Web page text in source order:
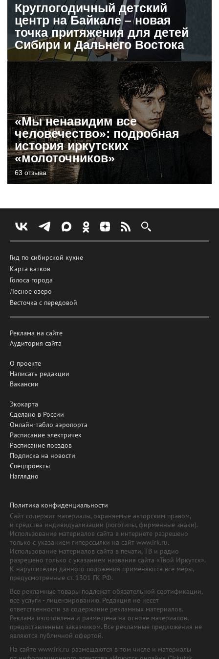
Круглогодичный детский
центр на Байкале – новая
точка притяжения для детей
Сибири и Дальнего Востока
«Мы ненавидим все
человечество»: подробная
история иркутских
«молоточников»
63 отзыва
Гид по сибирской кухне
Карта катков
Голоса города
Лесное озеро
Весточка с передовой
Реклама на сайте
Аудитория сайта
О проекте
Написать редакции
Вакансии
Экокарта
Сделано в России
Онлайн-табло аэропорта
Расписание электричек
Расписание поездов
Подписка на новости
Спецпроекты
Наглядно
Политика конфиденциальности
Сайт содержит материалы, охраняемые авторским правом,
и средства индивидуализации (логотипы, фирменные знаки).
Использование материалов сайта в интернете разрешено
только с указанием гиперссылки на сайт www.irk.ru.
Использование материалов сайта в печати, ТВ и радио
разрешено только с указанием названия сайта «Твой Иркутск».
К нарушителям данного положения применяются все меры,
предусмотренные ст. 1301 ГК РФ.
Все рекламные товары подлежат обязательной сертификации,
все услуги - лицензированию. Редакция не несет
ответственности за содержание рекламных материалов.
Реклама изготовлена и размещена на основе материалов,
предоставленных заказчиком. Все рекламные предложения не
являются публичной офертой.
На сайте www.irk.ru размещаются в том числе и материалы